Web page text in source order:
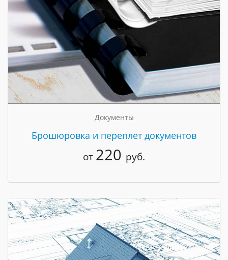
Документы
Брошюровка и переплет документов
от 220 руб.